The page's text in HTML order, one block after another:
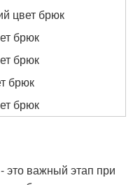
цвет брюк
брюк
брюк
брюк
брюк
важный этап при